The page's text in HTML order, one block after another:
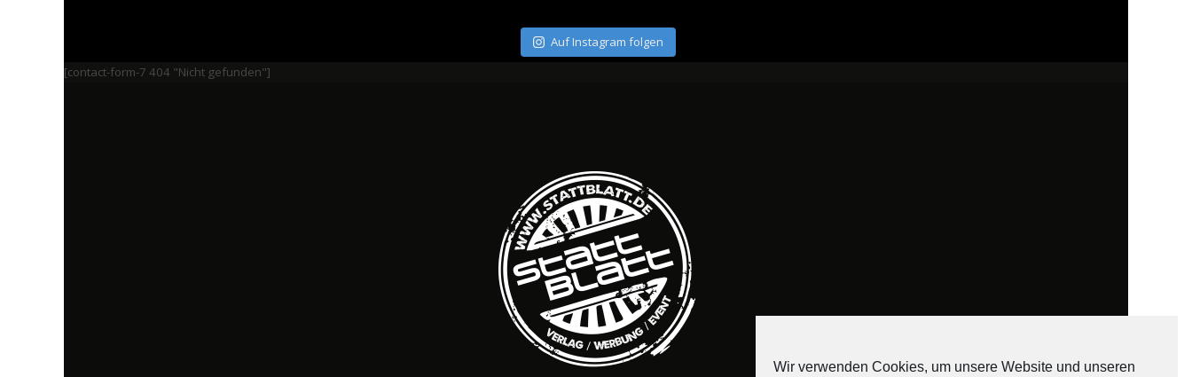
Auf Instagram folgen
[contact-form-7 404 "Nicht gefunden"]
Wir verwenden Cookies, um unsere Website und unseren